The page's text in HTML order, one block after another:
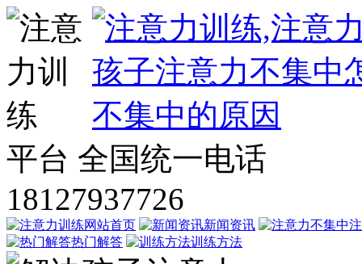
平台 全国统一电话
18127937726
网站首页 新闻资讯
热门解答
训练方法